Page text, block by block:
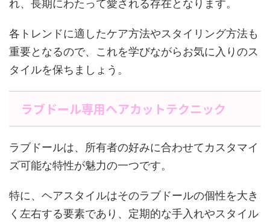
れ、長期にわたって愛される存在となります。
各トレンドに適したケア方法やスタイリング方法も
重要となるので、これを学びながらお気に入りのス
タイルを保ちましょう。
ラブドール専用ヘアカットテクニック
ラブドールは、所有者の好みに合わせてカスタマイ
ズ可能な特性が魅力の一つです。
特に、ヘアスタイルはそのラブドールの個性を大き
く左右する要素であり、定期的な手入れやスタイル